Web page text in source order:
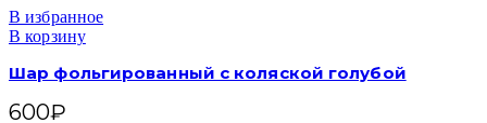
В избранное
В корзину
Шар фольгированный с коляской голубой
600₽